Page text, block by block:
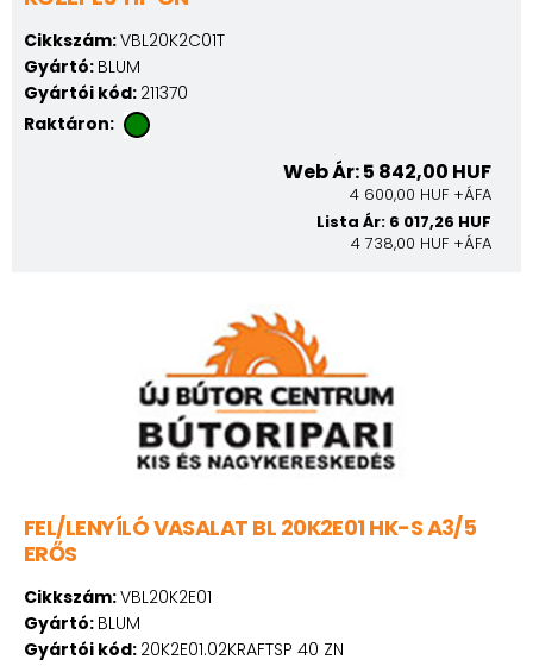
Cikkszám:VBL20K2C01T
Gyártó: BLUM
Gyártói kód: 211370
Raktáron:
Web Ár: 5 842,00 HUF
4 600,00 HUF +ÁFA
Lista Ár: 6 017,26 HUF
4 738,00 HUF +ÁFA
FEL/LENYÍLÓ VASALAT BL 20K2E01 HK-S A3/5
ERŐS
Cikkszám:VBL20K2E01
Gyártó: BLUM
Gyártói kód: 20K2E01.02KRAFTSP 40 ZN